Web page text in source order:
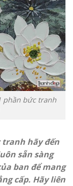
phần bức tranh
hãy đến
sẵn sàng
ban để mang
cấp. Hãy liên